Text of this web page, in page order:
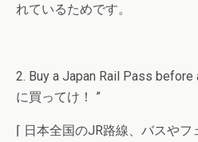
れているためです。
2. Buy a Japan Rail Pass before
に買ってけ！ ”
⌈ 日本全国のJR路線、バスや